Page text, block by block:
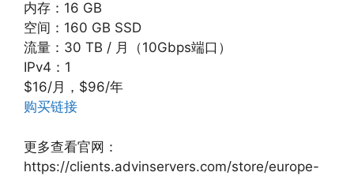
内存：16 GB
空间：160 GB SSD
流量：30 TB / 月（10Gbps端口）
IPv4：1
$16/月，$96/年
购买链接
更多查看官网：
https://clients.advinservers.com/store/europe-